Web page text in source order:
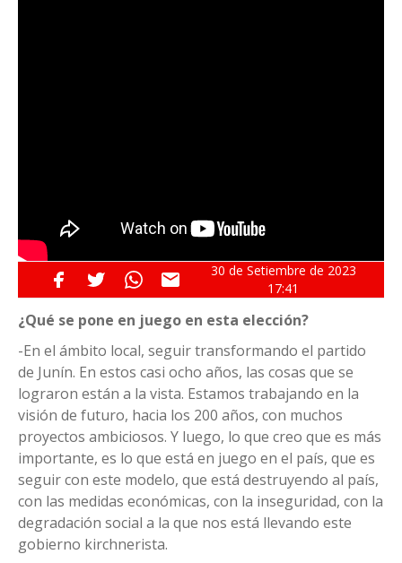
30 de Setiembre de 2023
17:41
¿Qué se pone en juego en esta elección?
-En el ámbito local, seguir transformando el partido
de Junín. En estos casi ocho años, las cosas que se
lograron están a la vista. Estamos trabajando en la
visión de futuro, hacia los 200 años, con muchos
proyectos ambiciosos. Y luego, lo que creo que es más
importante, es lo que está en juego en el país, que es
seguir con este modelo, que está destruyendo al país,
con las medidas económicas, con la inseguridad, con la
degradación social a la que nos está llevando este
gobierno kirchnerista.